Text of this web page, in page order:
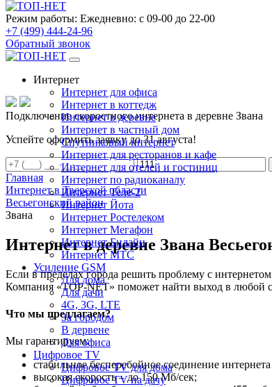
Режим работы: Ежедневно: с 09-00 до 22-00
+7 (499) 444-24-96
Обратный звонок
Интернет
Интернет для офиса
Интернет в коттедж
Интернет в деревне
Интернет в частный дом
Спутниковый интернет
Интернет для ресторанов и кафе
Интернет для отелей и гостиниц
Интернет по радиоканалу
Интернет Теле-2
Интернет Йота
Интернет Ростелеком
Интернет Мегафон
Интернет Билайн
Интернет МТС
Усиление GSM
Для дома
Для дачи
4G, 3G, LTE
За городом
В дервене
Для офиса
Цифровое TV
Цифровое TV для дома
Цифровое TV на дачу
Подключение скоростного интернета в деревне Звана
Успейте оформить заявку до 31 августа!
Главная
Интернет в Тверской области
Весьегонский район
Звана
Интернет в деревне Звана
Если в пределах города решить проблему с
Компания «TOP-NET» поможет найти выход в любой
Что мы предлагаем?
Мы гарантируем:
стабильное бесперебойное соединение
высокая скорость – до 150 Мб/сек;